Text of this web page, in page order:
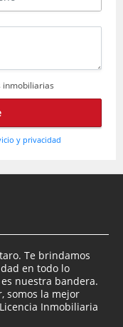
y privacidad
Te brindamos
en todo lo
nuestra bandera.
somos la mejor
Inmobiliaria